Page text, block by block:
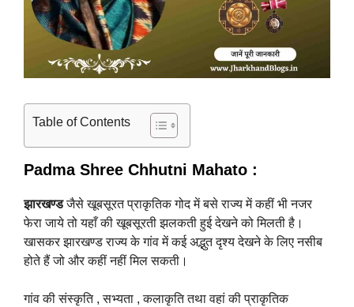
Table of Contents
Padma Shree Chhutni Mahato :
झारखण्डजैसे खूबसूरत प्राकृतिक गोद में बसे राज्य में कहीं भी नजर
फेरा जाये तो यहाँ की खूबसूरती झलकती हुई देखने को मिलती है।
खासकर झारखण्ड राज्य के गांव में कई अद्भुत दृश्य देखने के लिए नसीब
होते हैं जो और कहीं नहीं मिल सकती।
गांव की संस्कृति , सभ्यता , कलाकृति तथा वहां की प्राकृतिक